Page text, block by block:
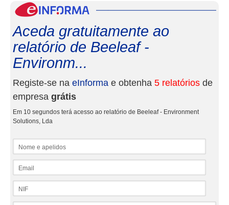
Aceda gratuitamente ao
relatório de Beeleaf -
Environm...
Registe-se na eInforma e obtenha 5 relatórios de
empresa grátis
Em 10 segundos terá acesso ao relatório de Beeleaf - Environment
Solutions, Lda